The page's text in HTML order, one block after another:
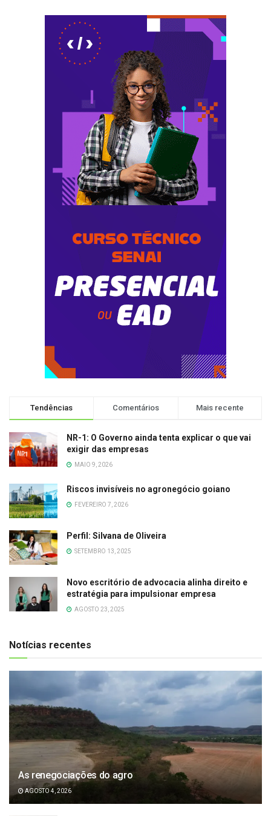
Tendências Comentários Mais recente
NR-1: O Governo ainda tenta explicar o que vai
exigir das empresas
MAIO 9, 2026
Riscos invisíveis no agronegócio goiano
FEVEREIRO 7, 2026
Perfil: Silvana de Oliveira
SETEMBRO 13, 2025
Novo escritório de advocacia alinha direito e
estratégia para impulsionar empresa
AGOSTO 23, 2025
Notícias recentes
As renegociações do agro
AGOSTO 4, 2026